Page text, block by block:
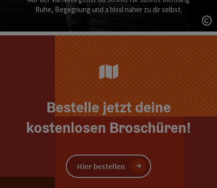
Ruhe, Begegnung und a bissl näher zu dir selbst.
Bestelle jetzt deine
kostenlosen Broschüren!
Hier bestellen